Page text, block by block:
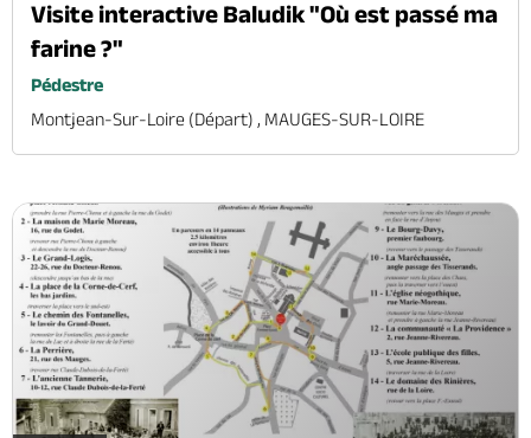
Visite interactive Baludik "Où est passé ma
farine ?"
Pédestre
Montjean-Sur-Loire (départ) , MAUGES-SUR-LOIRE